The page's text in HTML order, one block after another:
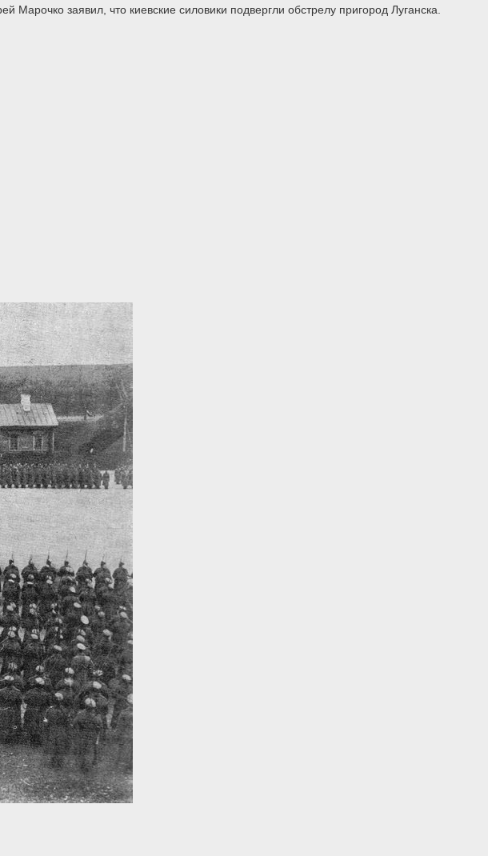
заявил, что киевские силовики подвергли обстрелу пригород Луганска.